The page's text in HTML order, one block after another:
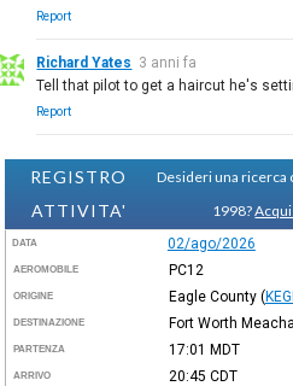
Report
Richard Yates 3 anni fa
Tell that pilot to get a haircut he's
Report
REGISTRO
ATTIVITA'
Desideri una ricerca
1998?
DATA 02/ago/2026
AEROMOBILE PC12
ORIGINE Eagle County (
DESTINAZIONE Fort Worth
PARTENZA 17:01 MDT
ARRIVO 20:45 CDT